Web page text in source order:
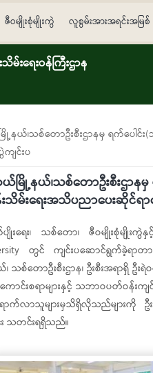
ဇီဝမျိုးစုံမျိုးကွဲ လူစွမ်းအားအရင်းအမြစ်
ရေးဝန်ကြီးဌာန
ယ်၊သစ်တောဦးစီးဌာနမှ ရက်ပေါင်
ျင်းပ
မြို့နယ်၊သစ်တောဦးစီးဌာန
သိမ်းရေးအသိပညာပေးဆိုင်ရာ
ရေး၊ သစ်တော၊ ဇီဝမျိုးစုံမျိုးကွဲ
တွင် ကျင်းပဆောင်ရွက်ခဲ့ရာတာဝန်ခံ
စ်တောဦးစီးဌာန၊ ဦးစီးအရာရှိ
၏ သိကောင်းစရာများနှင့် သဘာဝပတ်
သူများမှသိရှိလိုသည်များကို ဦးစီ
း သတင်းရရှိသည်။